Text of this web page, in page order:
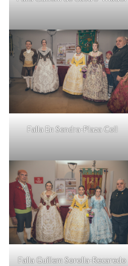
Falla En Sendra-Plaza Coll
Falla Guillem Sorolla-Recaredo